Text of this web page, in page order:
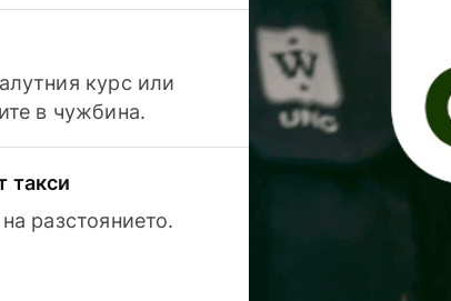
курс или
в чужбина.
такси
разстоянието.